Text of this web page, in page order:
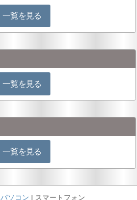
一覧を見る
一覧を見る
一覧を見る
パソコン スマートフォン